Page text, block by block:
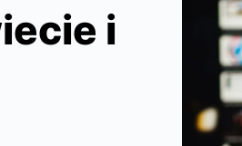
i